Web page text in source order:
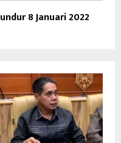
8 Januari 2022